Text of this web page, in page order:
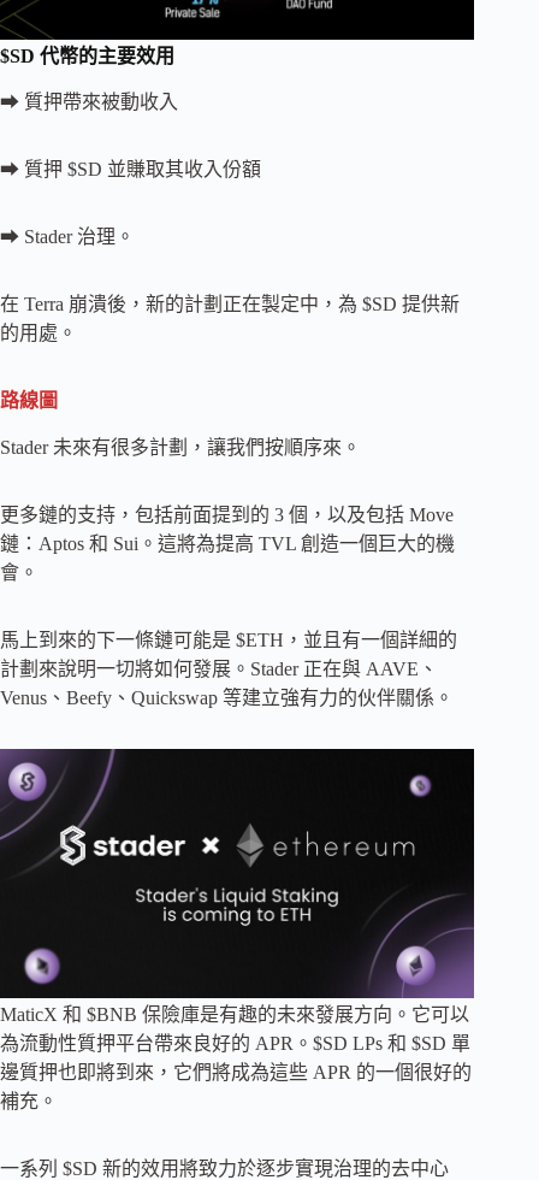
$SD 代幣的主要效用
➡ 質押帶來被動收入
➡ 質押 $SD 並賺取其收入份額
➡ Stader 治理。
在 Terra 崩潰後，新的計劃正在製定中，為 $SD 提供新
的用處。
路線圖
Stader 未來有很多計劃，讓我們按順序來。
更多鏈的支持，包括前面提到的 3 個，以及包括 Move
鏈：Aptos 和 Sui。這將為提高 TVL 創造一個巨大的機
會。
馬上到來的下一條鏈可能是 $ETH，並且有一個詳細的
計劃來說明一切將如何發展。Stader 正在與 AAVE、
Venus、Beefy、Quickswap 等建立強有力的伙伴關係。
MaticX 和 $BNB 保險庫是有趣的未來發展方向。它可以
為流動性質押平台帶來良好的 APR。$SD LPs 和 $SD 單
邊質押也即將到來，它們將成為這些 APR 的一個很好的
補充。
一系列 $SD 新的效用將致力於逐步實現治理的去中心